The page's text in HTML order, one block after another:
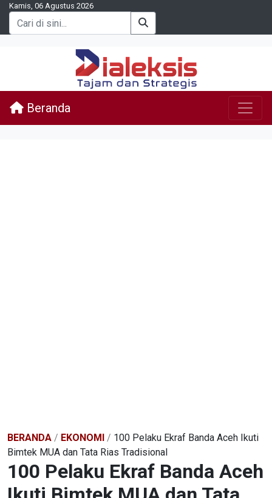
Kamis, 06 Agustus 2026
Beranda
BERANDA / EKONOMI / 100 Pelaku Ekraf Banda Aceh Ikuti
Bimtek MUA dan Tata Rias Tradisional
100 Pelaku Ekraf Banda Aceh